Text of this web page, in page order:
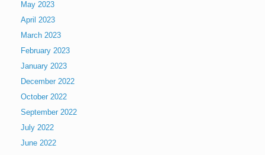
May 2023
April 2023
March 2023
February 2023
January 2023
December 2022
October 2022
September 2022
July 2022
June 2022